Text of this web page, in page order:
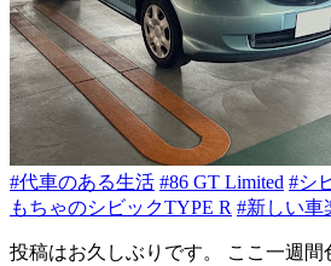
#代車のある生活 #86 GT Limited #シ
もちゃのシビックTYPE R #新しい車
投稿はお久しぶりです。 ここ一週